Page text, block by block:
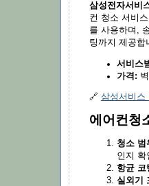
삼성전자서비
컨 청소 서비
를 사용하며,
팅까지 제공합
서비스
가격:
🔗 삼성서비스
에어컨청
청소 범
인지 확
항균 코
실외기